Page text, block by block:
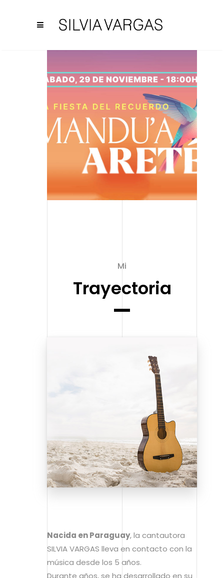
Mi
Trayectoria
Nacida en Paraguay, la cantautora
SILVIA VARGAS lleva en contacto con la
música desde los 5 años.